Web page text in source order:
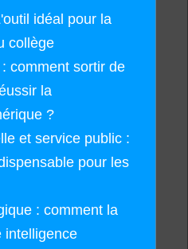
idéal pour la
collège
comment sortir de
la
?
et service public :
pour les
: comment la
intelligence